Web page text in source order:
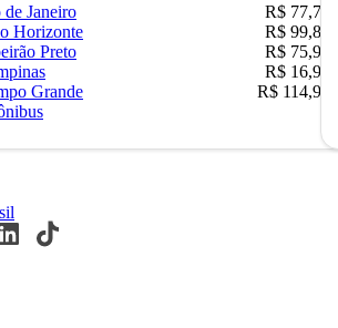
de Janeiro
R$ 77,70
Horizonte
R$ 99,89
Preto
R$ 75,90
R$ 16,90
Grande
R$ 114,90